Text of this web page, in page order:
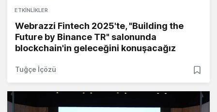
ETKINLIKLER
Webrazzi Fintech 2025'te, "Building the
Future by Binance TR" salonunda
blockchain'in geleceğini konuşacağız
Tuğçe İçözü